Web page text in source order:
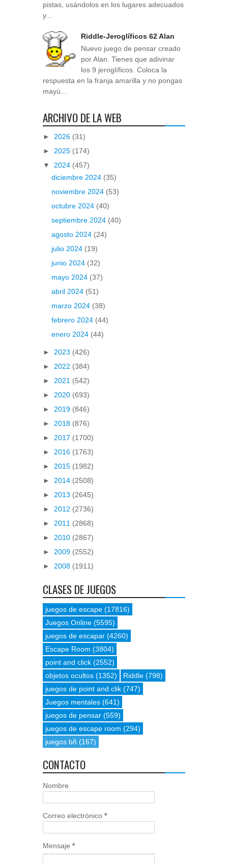
pistas, usándolos en los lugares adecuados
y...
Riddle-Jeroglíficos 62 Alan
Nuevo juego de pensar creado
por Alan. Tienes que adivinar
los 9 jeroglíficos. Coloca la
respuesta en la franja amarilla y no pongas
mayú...
ARCHIVO DE LA WEB
► 2026 (31)
► 2025 (174)
▼ 2024 (457)
diciembre 2024 (35)
noviembre 2024 (53)
octubre 2024 (40)
septiembre 2024 (40)
agosto 2024 (24)
julio 2024 (19)
junio 2024 (32)
mayo 2024 (37)
abril 2024 (51)
marzo 2024 (38)
febrero 2024 (44)
enero 2024 (44)
► 2023 (426)
► 2022 (384)
► 2021 (542)
► 2020 (693)
► 2019 (846)
► 2018 (876)
► 2017 (1700)
► 2016 (1763)
► 2015 (1982)
► 2014 (2508)
► 2013 (2645)
► 2012 (2736)
► 2011 (2868)
► 2010 (2867)
► 2009 (2552)
► 2008 (1911)
CLASES DE JUEGOS
juegos de escape (17816)
Juegos Online (5595)
juegos de escapar (4260)
Escape Room (3804)
point and click (2552)
objetos ocultos (1352) Riddle (798)
juegos de point and clik (747)
Juegos mentales (641)
juegos de pensar (559)
juegos de escape room (294)
juegos bñ (167)
CONTACTO
Nombre
Correo electrónico *
Mensaje *